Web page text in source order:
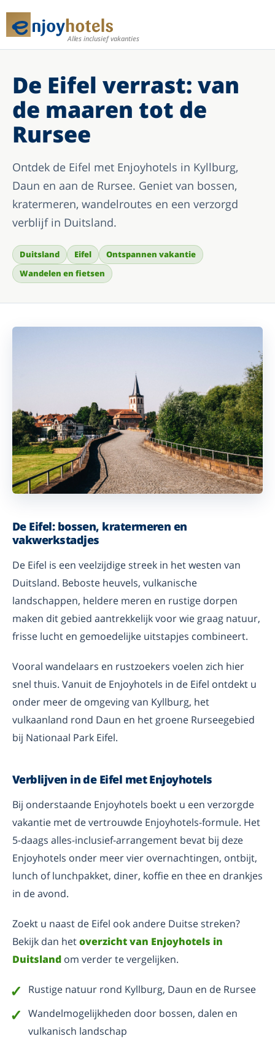
Alles inclusief vakanties
De Eifel verrast: van
de maaren tot de
Rursee
Ontdek de Eifel met Enjoyhotels in Kyllburg,
Daun en aan de Rursee. Geniet van bossen,
kratermeren, wandelroutes en een verzorgd
verblijf in Duitsland.
Duitsland Eifel
Ontspannen vakantie
Wandelen en fietsen
De Eifel: bossen, kratermeren en
vakwerkstadjes
De Eifel is een veelzijdige streek in het westen van
Duitsland. Beboste heuvels, vulkanische
landschappen, heldere meren en rustige dorpen
maken dit gebied aantrekkelijk voor wie graag natuur,
frisse lucht en gemoedelijke uitstapjes combineert.
Vooral wandelaars en rustzoekers voelen zich hier
snel thuis. Vanuit de Enjoyhotels in de Eifel ontdekt u
onder meer de omgeving van Kyllburg, het
vulkaanland rond Daun en het groene Rurseegebied
bij Nationaal Park Eifel.
Verblijven in de Eifel met Enjoyhotels
Bij onderstaande Enjoyhotels boekt u een verzorgde
vakantie met de vertrouwde Enjoyhotels-formule. Het
5-daags alles-inclusief-arrangement bevat bij deze
Enjoyhotels onder meer vier overnachtingen, ontbijt,
lunch of lunchpakket, diner, koffie en thee en drankjes
in de avond.
Zoekt u naast de Eifel ook andere Duitse streken?
Bekijk dan hetoverzicht van Enjoyhotels in
Duitsland om verder te vergelijken.
Rustige natuur rond Kyllburg, Daun en de Rursee
Wandelmogelijkheden door bossen, dalen en
vulkanisch landschap